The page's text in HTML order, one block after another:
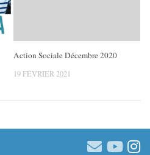
Action Sociale Décembre 2020
19 FÉVRIER 2021